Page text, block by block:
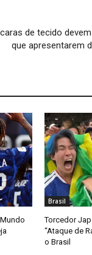
de tecido
que apresentarem
Brasil
Torcedor
“Ataque de
o Brasil